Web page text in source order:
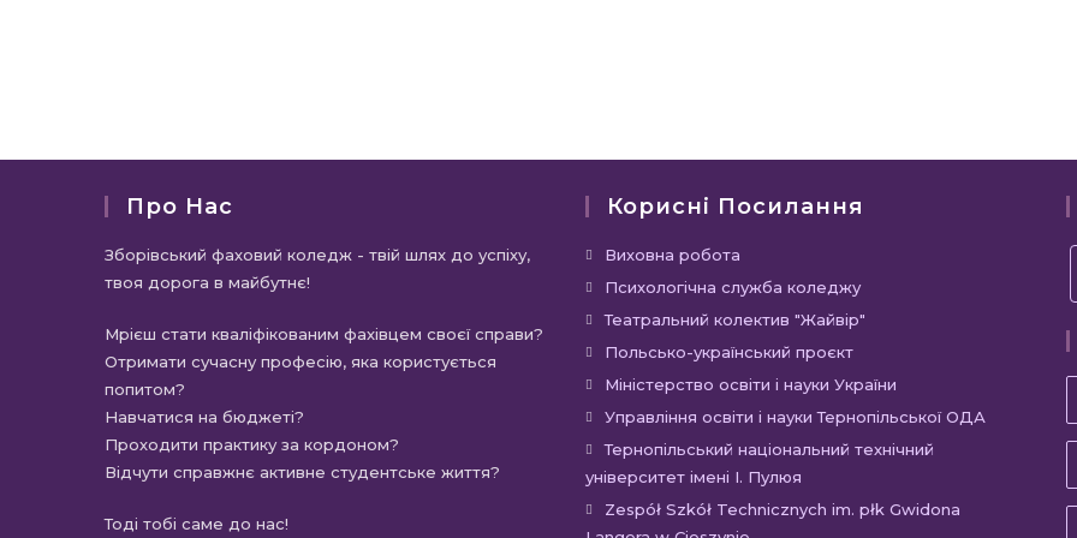
Про Нас
Зборівський фаховий коледж - твій шлях до успіху,
твоя дорога в майбутнє!
Мрієш стати кваліфікованим фахівцем своєї справи?
Отримати сучасну професію, яка користується
попитом?
Навчатися на бюджеті?
Проходити практику за кордоном?
Відчути справжнє активне студентське життя?
Тоді тобі саме до нас!
Корисні Посилання
Виховна роботаВідкриється
в
новій
вкладці
Психологічна служба коледжуВідкриється
в
вкладці
Театральний колектив "Жайвір"Відкриється
новій
вкладці
Польсько-український проєктВідкриється
в
новій
вкладці
Міністерство освіти і науки УкраїниВідкриється
в
новій
Управління освіти і науки Тернопільської ОДА
Тернопільський національний технічний
університет імені І. Пулюя
новій
Zespół Szkół Technicznych im. płk Gwidona